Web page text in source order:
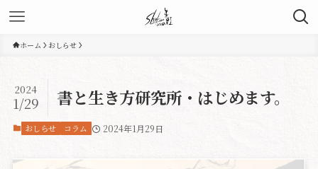
ホーム おしらせ
書と生き方研究所・はじめます。
2024
1/29
おしらせ コラム 2024年1月29日